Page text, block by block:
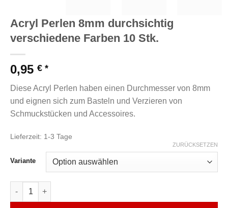
Acryl Perlen 8mm durchsichtig
verschiedene Farben 10 Stk.
0,95 €
Diese Acryl Perlen haben einen Durchmesser von 8mm
und eignen sich zum Basteln und Verzieren von
Schmuckstücken und Accessoires.
Lieferzeit: 1-3 Tage
Variante
ZURÜCKSETZEN
Acryl Perlen 8mm durchsichtig verschiedene Farben 10 Stk.